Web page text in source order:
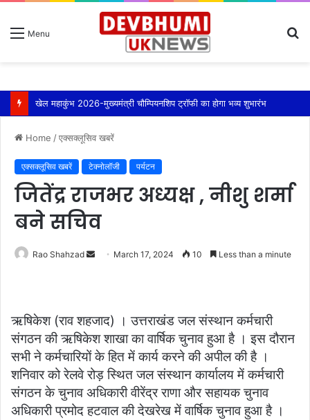
Menu
खेल महाकुंभ 2026-मुख्यमंत्री चौम्पियनशिप ट्रॉफी का होगा भव्य शुभारंभ
Home /एक्सक्लूसिव खबरें
एक्सक्लूसिव खबरें टेक्नोलॉजी पर्यटन
जितेंद्र राजभर अध्यक्ष , नीशु शर्मा
बने सचिव
Rao Shahzad
Send March 17, 2024 10 Less than a minute
ऋषिकेश (राव शहजाद) । उत्तराखंड जल संस्थान कर्मचारी
संगठन की ऋषिकेश शाखा का वार्षिक चुनाव हुआ है । इस दौरान
सभी ने कर्मचारियों के हित में कार्य करने की अपील की है ।
शनिवार को रेलवे रोड़ स्थित जल संस्थान कार्यालय में कर्मचारी
संगठन के चुनाव अधिकारी वीरेंद्र राणा और सहायक चुनाव
अधिकारी प्रमोद हटवाल की देखरेख में वार्षिक चुनाव हुआ है ।